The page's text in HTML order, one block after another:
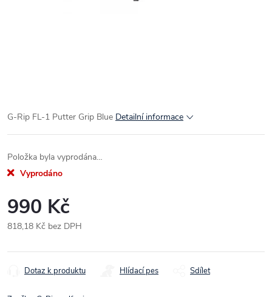
G-Rip FL-1 Putter Grip Blue Detailní informace
Položka byla vyprodána…
Vyprodáno
990 Kč
818,18 Kč bez DPH
cena:
Dotaz k produktu Hlídací pes Sdílet